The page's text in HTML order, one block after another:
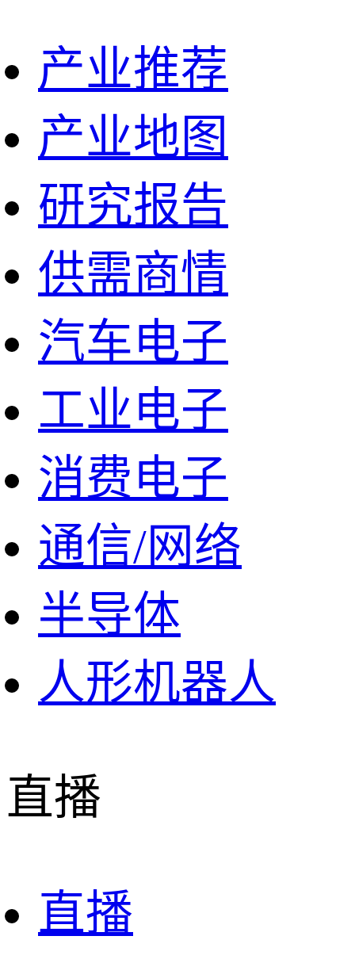
产业推荐
产业地图
研究报告
供需商情
汽车电子
工业电子
消费电子
通信/网络
半导体
人形机器人
直播
直播